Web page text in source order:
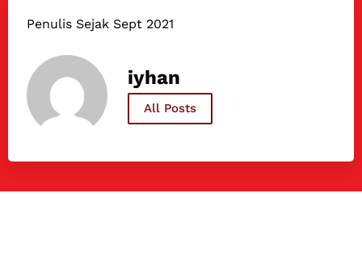
Penulis Sejak Sept 2021
iyhan
All Posts